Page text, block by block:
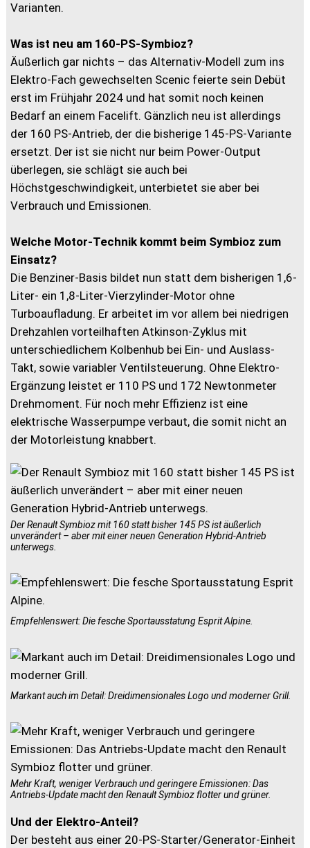
Varianten.
Was ist neu am 160-PS-Symbioz?
Äußerlich gar nichts – das Alternativ-Modell zum ins
Elektro-Fach gewechselten Scenic feierte sein Debüt
erst im Frühjahr 2024 und hat somit noch keinen
Bedarf an einem Facelift. Gänzlich neu ist allerdings
der 160 PS-Antrieb, der die bisherige 145-PS-Variante
ersetzt. Der ist sie nicht nur beim Power-Output
überlegen, sie schlägt sie auch bei
Höchstgeschwindigkeit, unterbietet sie aber bei
Verbrauch und Emissionen.
Welche Motor-Technik kommt beim Symbioz zum
Einsatz?
Die Benziner-Basis bildet nun statt dem bisherigen 1,6-
Liter- ein 1,8-Liter-Vierzylinder-Motor ohne
Turboaufladung. Er arbeitet im vor allem bei niedrigen
Drehzahlen vorteilhaften Atkinson-Zyklus mit
unterschiedlichem Kolbenhub bei Ein- und Auslass-
Takt, sowie variabler Ventilsteuerung. Ohne Elektro-
Ergänzung leistet er 110 PS und 172 Newtonmeter
Drehmoment. Für noch mehr Effizienz ist eine
elektrische Wasserpumpe verbaut, die somit nicht an
der Motorleistung knabbert.
Der Renault Symbioz mit 160 statt bisher 145 PS ist äußerlich
unverändert – aber mit einer neuen Generation Hybrid-Antrieb
unterwegs.
Empfehlenswert: Die fesche Sportausstatung Esprit Alpine.
Markant auch im Detail: Dreidimensionales Logo und moderner Grill.
Mehr Kraft, weniger Verbrauch und geringere Emissionen: Das
Antriebs-Update macht den Renault Symbioz flotter und grüner.
Und der Elektro-Anteil?
Der besteht aus einer 20-PS-Starter/Generator-Einheit